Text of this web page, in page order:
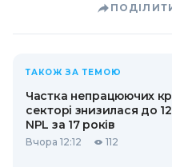
ТАКОЖ ЗА ТЕМОЮ
Частка непрацюючих
секторі знизилася до
NPL за 17 років
Вчора 12:12 112